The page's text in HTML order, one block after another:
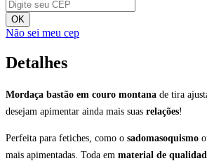
OK
Não sei meu cep
Detalhes
Mordaça bastão em couro montana de tira
desejam apimentar ainda mais suas relações!
Perfeita para fetiches, como o sadomasoquismo
mais apimentadas. Toda em material de